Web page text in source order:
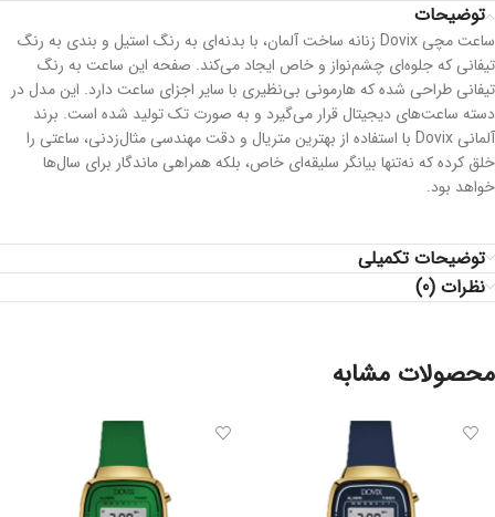
توضیحات
ساعت مچی Dovix زنانه ساخت آلمان، با بدنه‌ای به رنگ استیل و بندی به رنگ
تیفانی که جلوه‌ای چشم‌نواز و خاص ایجاد می‌کند. صفحه این ساعت به رنگ
تیفانی طراحی شده که هارمونی بی‌نظیری با سایر اجزای ساعت دارد. این مدل در
دسته ساعت‌های دیجیتال قرار می‌گیرد و به صورت تک تولید شده است. برند
آلمانی Dovix با استفاده از بهترین متریال و دقت مهندسی مثال‌زدنی، ساعتی را
خلق کرده که نه‌تنها بیانگر سلیقه‌ای خاص، بلکه همراهی ماندگار برای سال‌ها
خواهد بود.
توضیحات تکمیلی
نظرات (0)
محصولات مشابه